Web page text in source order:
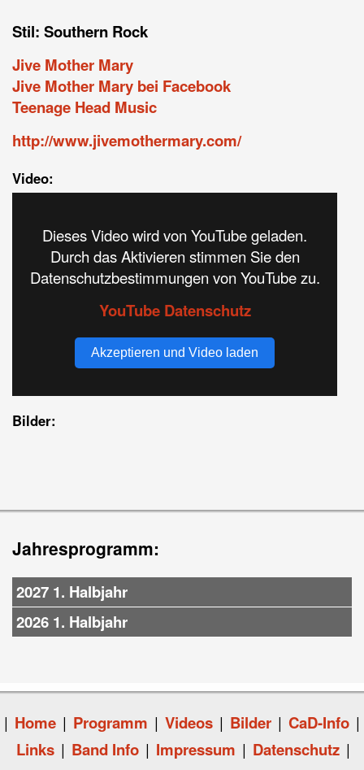
Stil: Southern Rock
Jive Mother Mary
Jive Mother Mary bei Facebook
Teenage Head Music
http://www.jivemothermary.com/
Video:
Dieses Video wird von YouTube geladen.
Durch das Aktivieren stimmen Sie den
Datenschutzbestimmungen von YouTube zu.
YouTube Datenschutz
Akzeptieren und Video laden
Bilder:
Jahresprogramm:
2027 1. Halbjahr
2026 1. Halbjahr
| Home | Programm | Videos | Bilder | CaD-Info |
Links | Band Info | Impressum | Datenschutz |